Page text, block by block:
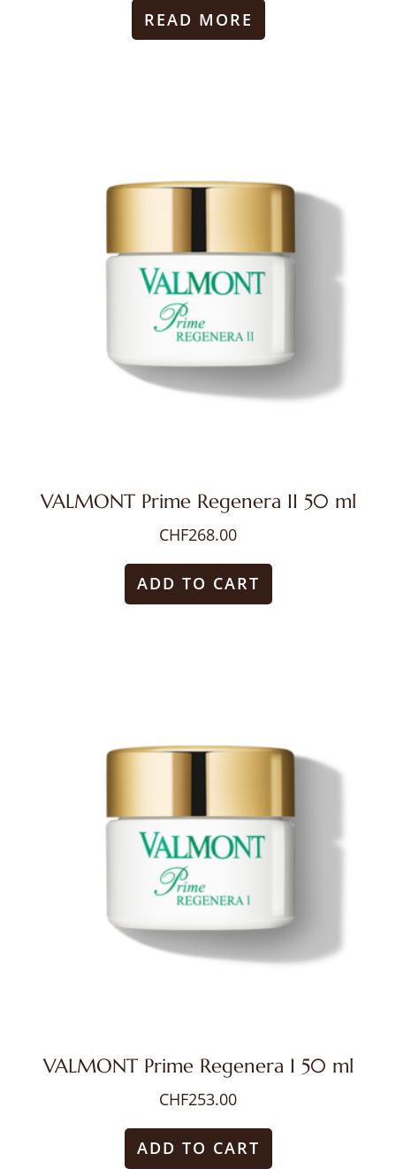
READ MORE
VALMONT Prime Regenera II 50 ml
CHF268.00
ADD TO CART
VALMONT Prime Regenera I 50 ml
CHF253.00
ADD TO CART